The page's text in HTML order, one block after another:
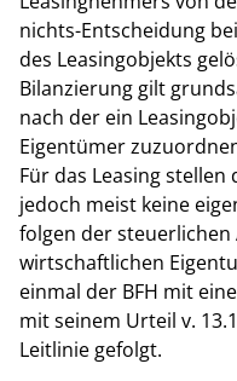
nichts-Entscheidung
des Leasingobjekts
Bilanzierung gilt
nach der ein
Eigentümer
Für das Leasing
jedoch meist keine
folgen der
wirtschaftlichen
einmal der BFH mit
mit seinem Urteil v.
Leitlinie gefolgt.